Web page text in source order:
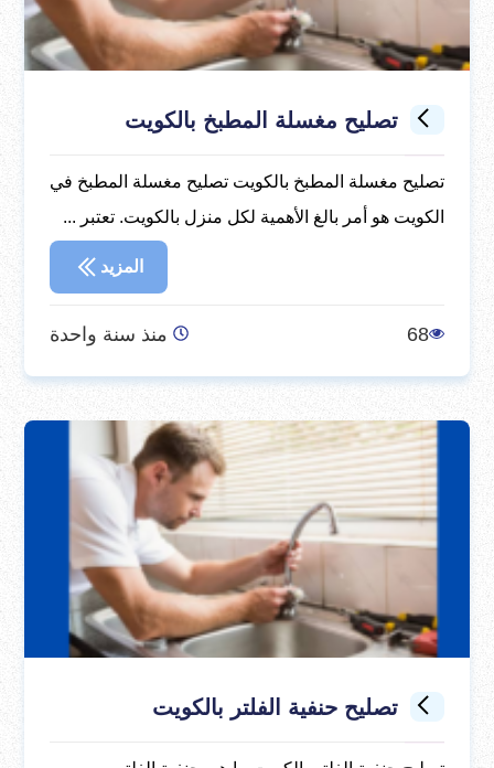
تصليح مغسلة المطبخ بالكويت
تصليح مغسلة المطبخ بالكويت تصليح مغسلة المطبخ في
الكويت هو أمر بالغ الأهمية لكل منزل بالكويت. تعتبر ...
المزيد
68 منذ سنة واحدة
تصليح حنفية الفلتر بالكويت